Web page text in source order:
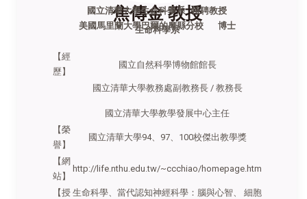
焦傳金 教授
生命科學系
國立清華大學生命科學系 特聘教授
美國馬里蘭大學巴爾的摩縣分校 博士
【經
歷】
國立自然科學博物館館長
國立清華大學教務處副教務長 / 教務長
國立清華大學教學發展中心主任
【榮
譽】
國立清華大學94、97、100校傑出教學獎
【網
站】
http://life.nthu.edu.tw/~ccchiao/homepage.htm
【授 生命科學、當代認知神經科學：腦與心智、 細胞